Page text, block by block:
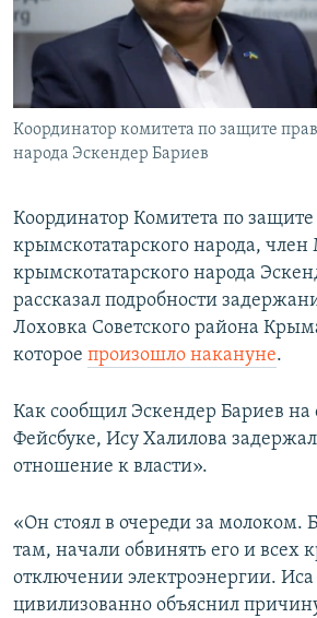
ПОБЕДИТЕЛЕЙ НЕ СУДЯТ?
КРЫМ.НЕПОКОРЕННЫЙ
ELIFBE
УКРАИНСКАЯ ПРОБЛЕМА КРЫМА
ПРИСОЕДИНЯЙТЕСЬ!
Все сайты RFE/RL
Координатор комитета по защите
народа Эскендер Бариев
Координатор Комитета по защите
крымскотатарского народа,
крымскотатарского народа
рассказал подробности
Лоховка Советского района
которое произошло накануне.
Как сообщил Эскендер Бариев на
Фейсбуке, Ису Халилова
отношение к власти».
«Он стоял в очереди за молоком.
там, начали обвинять его и всех
отключении электроэнергии.
цивилизованно объяснил